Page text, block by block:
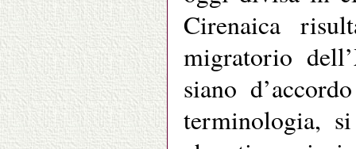
Cirenaica
migratorio
siano
terminologia,